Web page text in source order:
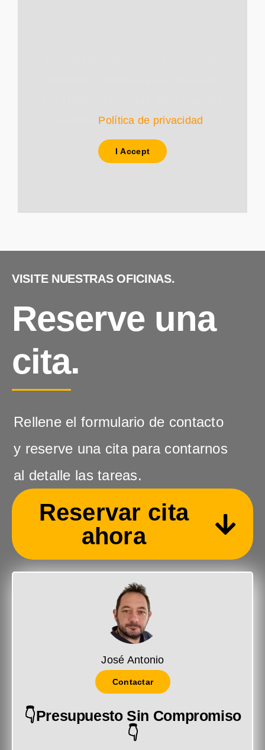
Política de privacidad
I Accept
VISITE NUESTRAS OFICINAS.
Reserve una
cita.
Rellene el formulario de contacto
y reserve una cita para contarnos
al detalle las tareas.
Reservar cita
ahora
José Antonio
Contactar
👇Presupuesto Sin Compromiso
👇